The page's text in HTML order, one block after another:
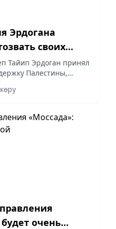
Эрдогана
своих
Тайип Эрдоган принял
Палестины,
очень